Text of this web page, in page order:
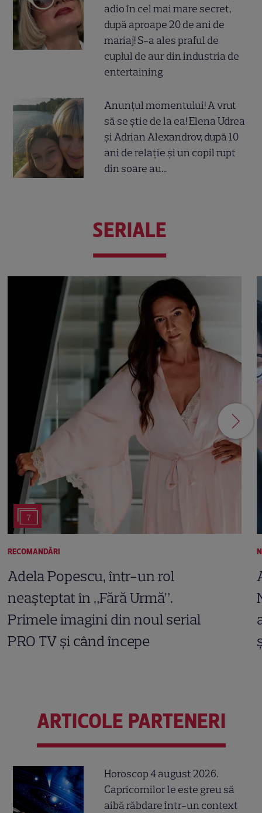
adio în cel mai mare secret,
după aproape 20 de ani de
mariaj! S-a ales praful de
cuplul de aur din industria de
entertaining
Anunțul momentului! A vrut
să se știe de la ea! Elena Udrea
și Adrian Alexandrov, după 10
ani de relație și un copil rupt
din soare au...
SERIALE
7
RECOMANDĂRI
Adela Popescu, într-un rol
neașteptat în „Fără Urmă”.
Primele imagini din noul serial
PRO TV și când începe
ARTICOLE PARTENERI
Horoscop 4 august 2026.
Capricornilor le este greu să
aibă răbdare într-un context